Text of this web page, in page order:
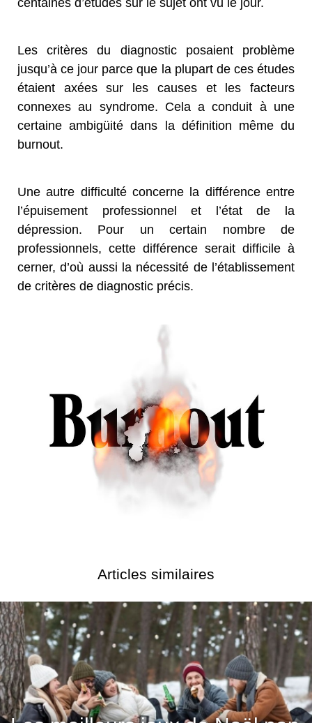
centaines d’études sur le sujet ont vu le jour.
Les critères du diagnostic posaient problème
jusqu’à ce jour parce que la plupart de ces études
étaient axées sur les causes et les facteurs
connexes au syndrome. Cela a conduit à une
certaine ambigüité dans la définition même du
burnout.
Une autre difficulté concerne la différence entre
l’épuisement professionnel et l’état de la
dépression. Pour un certain nombre de
professionnels, cette différence serait difficile à
cerner, d’où aussi la nécessité de l’établissement
de critères de diagnostic précis.
Articles similaires